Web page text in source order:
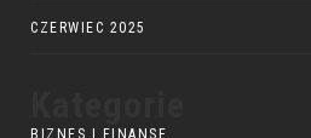
CZERWIEC 2025